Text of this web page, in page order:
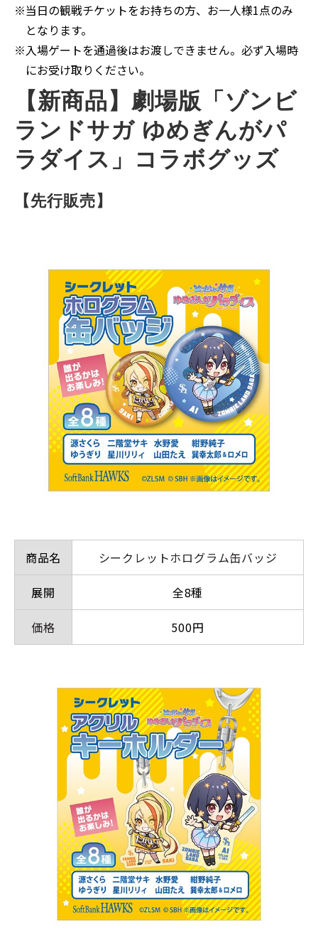
※当日の観戦チケットをお持ちの方、お一人様1点のみ
となります。
※ 入場ゲートを通過後はお渡しできません。必ず入場時
にお受け取りください。
【新商品】劇場版「ゾンビ
ランドサガ ゆめぎんがパ
ラダイス」コラボグッズ
【先行販売】
商品名 シークレットホログラム缶バッジ
展開 全8種
価格 500円